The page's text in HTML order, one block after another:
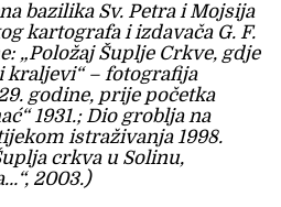
bazilika Sv. Petra i Mojsija
kartografa i izdavača G. F.
„Položaj Šuplje Crkve, gdje
kraljevi“ – fotografija
godine, prije početka
1931.; Dio groblja na
istraživanja 1998.
crkva u Solinu,
2003.)